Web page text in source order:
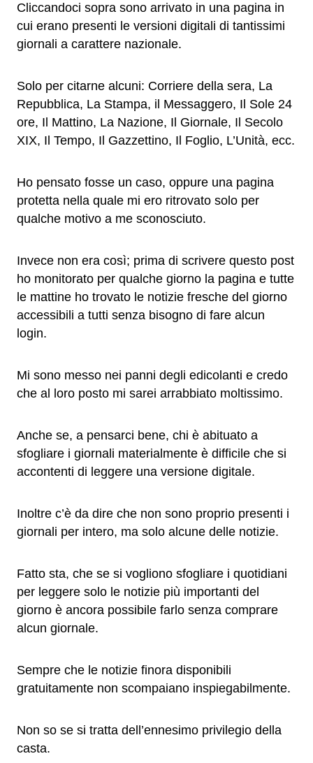
Cliccandoci sopra sono arrivato in una pagina in
cui erano presenti le versioni digitali di tantissimi
giornali a carattere nazionale.
Solo per citarne alcuni: Corriere della sera, La
Repubblica, La Stampa, il Messaggero, Il Sole 24
ore, Il Mattino, La Nazione, Il Giornale, Il Secolo
XIX, Il Tempo, Il Gazzettino, Il Foglio, L’Unità, ecc.
Ho pensato fosse un caso, oppure una pagina
protetta nella quale mi ero ritrovato solo per
qualche motivo a me sconosciuto.
Invece non era così; prima di scrivere questo post
ho monitorato per qualche giorno la pagina e tutte
le mattine ho trovato le notizie fresche del giorno
accessibili a tutti senza bisogno di fare alcun
login.
Mi sono messo nei panni degli edicolanti e credo
che al loro posto mi sarei arrabbiato moltissimo.
Anche se, a pensarci bene, chi è abituato a
sfogliare i giornali materialmente è difficile che si
accontenti di leggere una versione digitale.
Inoltre c’è da dire che non sono proprio presenti i
giornali per intero, ma solo alcune delle notizie.
Fatto sta, che se si vogliono sfogliare i quotidiani
per leggere solo le notizie più importanti del
giorno è ancora possibile farlo senza comprare
alcun giornale.
Sempre che le notizie finora disponibili
gratuitamente non scompaiano inspiegabilmente.
Non so se si tratta dell’ennesimo privilegio della
casta.